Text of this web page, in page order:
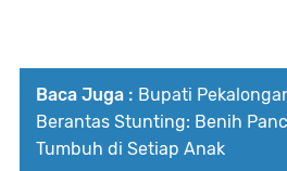
Baca Juga : Bupati
Berantas Stunting: Benih
Tumbuh di Setiap Anak